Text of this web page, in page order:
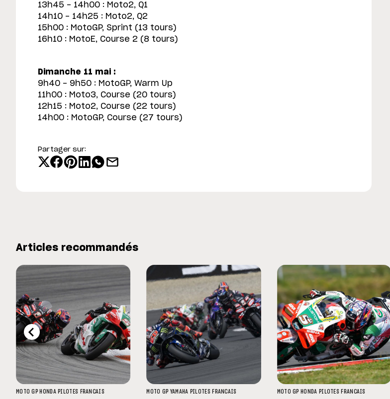
13h45 - 14h00 : Moto2, Q1
14h10 - 14h25 : Moto2, Q2
15h00 : MotoGP, Sprint (13 tours)
16h10 : MotoE, Course 2 (8 tours)
Dimanche 11 mai :
9h40 - 9h50 : MotoGP, Warm Up
11h00 : Moto3, Course (20 tours)
12h15 : Moto2, Course (22 tours)
14h00 : MotoGP, Course (27 tours)
Partager sur:
Articles recommandés
MOTO GP HONDA PILOTES FRANCAIS
MOTO GP YAMAHA PILOTES FRANCAIS
MOTO GP HONDA PILOTES FRANCAIS